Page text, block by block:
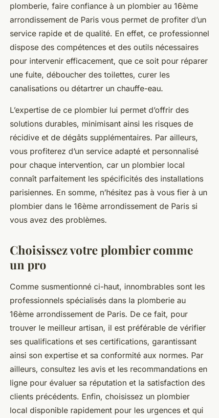
plomberie, faire confiance à un plombier au 16ème
arrondissement de Paris vous permet de profiter d’un
service rapide et de qualité. En effet, ce professionnel
dispose des compétences et des outils nécessaires
pour intervenir efficacement, que ce soit pour réparer
une fuite, déboucher des toilettes, curer les
canalisations ou détartrer un chauffe-eau.
L’expertise de ce plombier lui permet d’offrir des
solutions durables, minimisant ainsi les risques de
récidive et de dégâts supplémentaires. Par ailleurs,
vous profiterez d’un service adapté et personnalisé
pour chaque intervention, car un plombier local
connaît parfaitement les spécificités des installations
parisiennes. En somme, n’hésitez pas à vous fier à un
plombier dans le 16ème arrondissement de Paris si
vous avez des problèmes.
Choisissez votre plombier comme
un pro
Comme susmentionné ci-haut, innombrables sont les
professionnels spécialisés dans la plomberie au
16ème arrondissement de Paris. De ce fait, pour
trouver le meilleur artisan, il est préférable de vérifier
ses qualifications et ses certifications, garantissant
ainsi son expertise et sa conformité aux normes. Par
ailleurs, consultez les avis et les recommandations en
ligne pour évaluer sa réputation et la satisfaction des
clients précédents. Enfin, choisissez un plombier
local disponible rapidement pour les urgences et qui